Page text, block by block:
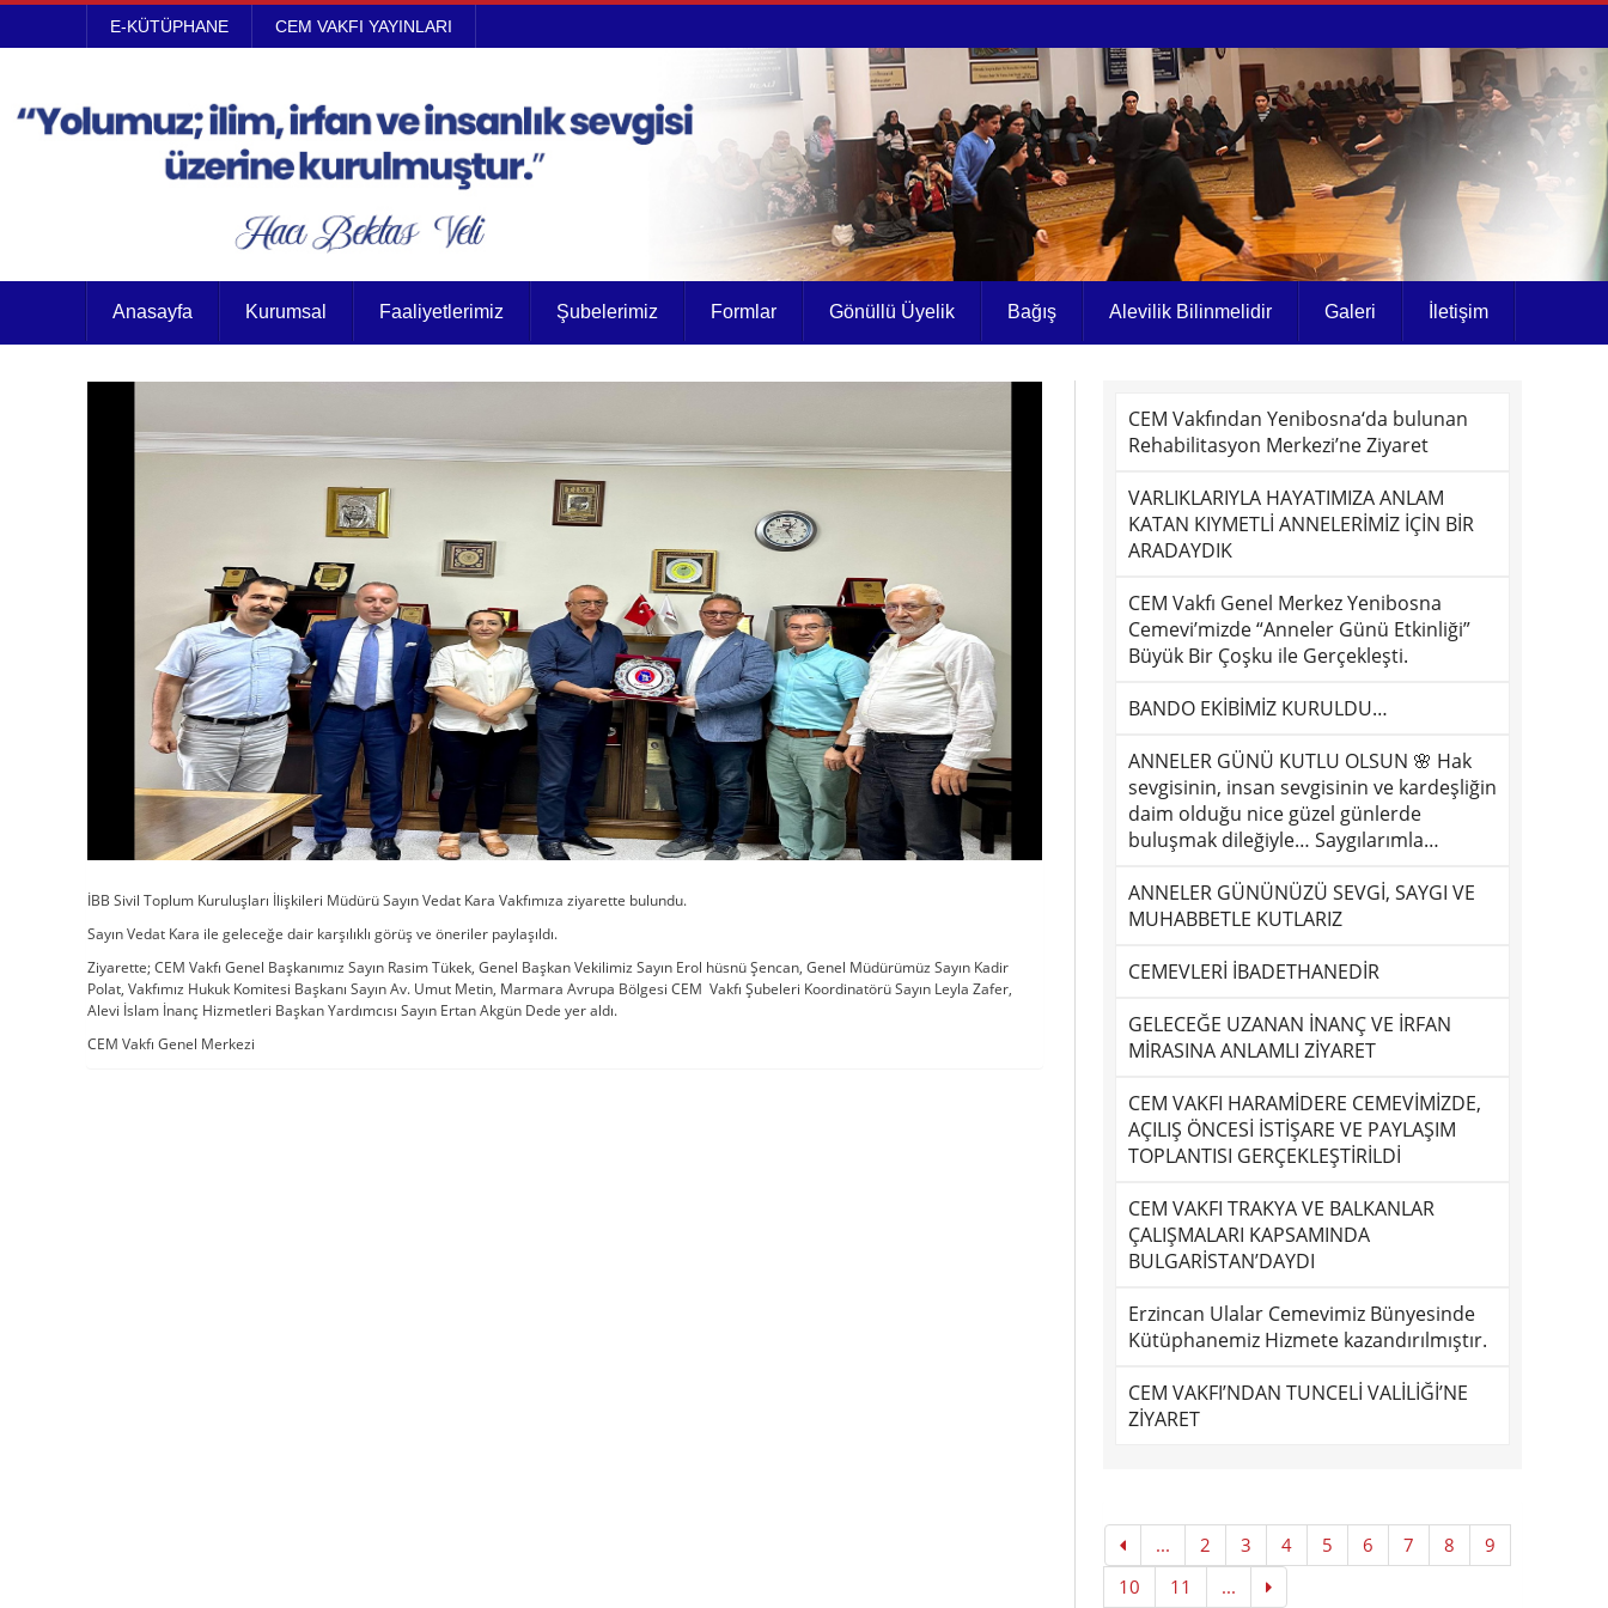
E-KÜTÜPHANE CEM VAKFI YAYINLARI
Anasayfa Kurumsal Faaliyetlerimiz Şubelerimiz Formlar Gönüllü Üyelik Bağış Alevilik Bilinmelidir Galeri İletişim
İBB Sivil Toplum Kuruluşları İlişkileri Müdürü Sayın Vedat Kara Vakfımıza ziyarette bulundu.
Sayın Vedat Kara ile geleceğe dair karşılıklı görüş ve öneriler paylaşıldı.
Ziyarette; CEM Vakfı Genel Başkanımız Sayın Rasim Tükek, Genel Başkan Vekilimiz Sayın Erol hüsnü Şencan, Genel Müdürümüz Sayın Kadir
Polat, Vakfımız Hukuk Komitesi Başkanı Sayın Av. Umut Metin, Marmara Avrupa Bölgesi CEM Vakfı Şubeleri Koordinatörü Sayın Leyla Zafer,
Alevi İslam İnanç Hizmetleri Başkan Yardımcısı Sayın Ertan Akgün Dede yer aldı.
CEM Vakfı Genel Merkezi
CEM Vakfından Yenibosna‘da bulunan
Rehabilitasyon Merkezi’ne Ziyaret
VARLIKLARIYLA HAYATIMIZA ANLAM
KATAN KIYMETLİ ANNELERİMİZ İÇİN BİR
ARADAYDIK
CEM Vakfı Genel Merkez Yenibosna
Cemevi’mizde “Anneler Günü Etkinliği”
Büyük Bir Çoşku ile Gerçekleşti.
BANDO EKİBİMİZ KURULDU…
ANNELER GÜNÜ KUTLU OLSUN 🌸 Hak
sevgisinin, insan sevgisinin ve kardeşliğin
daim olduğu nice güzel günlerde
buluşmak dileğiyle… Saygılarımla…
ANNELER GÜNÜNÜZÜ SEVGİ, SAYGI VE
MUHABBETLE KUTLARIZ
CEMEVLERİ İBADETHANEDİR
GELECEĞE UZANAN İNANÇ VE İRFAN
MİRASINA ANLAMLI ZİYARET
CEM VAKFI HARAMİDERE CEMEVİMİZDE,
AÇILIŞ ÖNCESİ İSTİŞARE VE PAYLAŞIM
TOPLANTISI GERÇEKLEŞTİRİLDİ
CEM VAKFI TRAKYA VE BALKANLAR
ÇALIŞMALARI KAPSAMINDA
BULGARİSTAN’DAYDI
Erzincan Ulalar Cemevimiz Bünyesinde
Kütüphanemiz Hizmete kazandırılmıştır.
CEM VAKFI’NDAN TUNCELİ VALİLİĞİ’NE
ZİYARET
... 2 3 4 5 6 7 8
9
10
11 ...